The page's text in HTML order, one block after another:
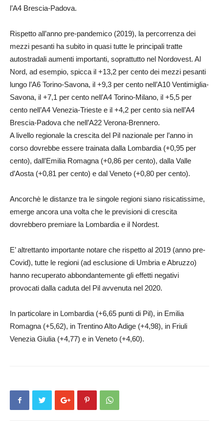
l’A4 Brescia-Padova.
Rispetto all’anno pre-pandemico (2019), la percorrenza dei
mezzi pesanti ha subito in quasi tutte le principali tratte
autostradali aumenti importanti, soprattutto nel Nordovest. Al
Nord, ad esempio, spicca il +13,2 per cento dei mezzi pesanti
lungo l’A6 Torino-Savona, il +9,3 per cento nell’A10 Ventimiglia-
Savona, il +7,1 per cento nell’A4 Torino-Milano, il +5,5 per
cento nell’A4 Venezia-Trieste e il +4,2 per cento sia nell’A4
Brescia-Padova che nell’A22 Verona-Brennero.
A livello regionale la crescita del Pil nazionale per l’anno in
corso dovrebbe essere trainata dalla Lombardia (+0,95 per
cento), dall’Emilia Romagna (+0,86 per cento), dalla Valle
d’Aosta (+0,81 per cento) e dal Veneto (+0,80 per cento).
Ancorchè le distanze tra le singole regioni siano risicatissime,
emerge ancora una volta che le previsioni di crescita
dovrebbero premiare la Lombardia e il Nordest.
E’ altrettanto importante notare che rispetto al 2019 (anno pre-
Covid), tutte le regioni (ad esclusione di Umbria e Abruzzo)
hanno recuperato abbondantemente gli effetti negativi
provocati dalla caduta del Pil avvenuta nel 2020.
In particolare in Lombardia (+6,65 punti di Pil), in Emilia
Romagna (+5,62), in Trentino Alto Adige (+4,98), in Friuli
Venezia Giulia (+4,77) e in Veneto (+4,60).